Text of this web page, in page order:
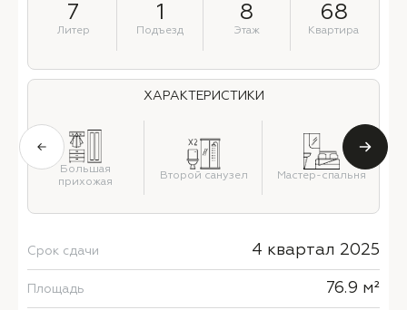
7
Литер
1
Подъезд
8
Этаж
68
Квартира
ХАРАКТЕРИСТИКИ
Большая
прихожая
Второй санузел Мастер-спальня
Срок сдачи 4 квартал 2025
Площадь 76.9 м²